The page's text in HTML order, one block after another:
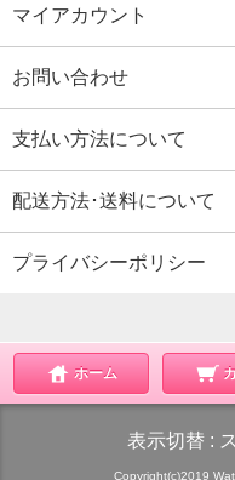
マイアカウント
お問い合わせ
支払い方法について
配送方法･送料について
プライバシーポリシー
ホーム
表示切替 :
Copyright(c)2019